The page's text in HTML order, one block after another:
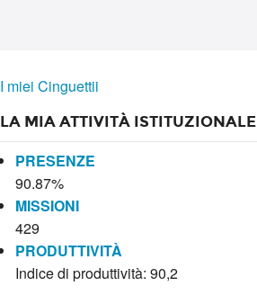
I miei Cinguettii
LA MIA ATTIVITÀ ISTITUZIONALE
PRESENZE
90.87%
MISSIONI
429
PRODUTTIVITÀ
Indice di produttività: 90,2